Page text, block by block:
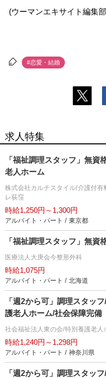
(ウーマンエキサイト編集
#恋愛・結婚
求人特集
「福祉調理スタッフ」無資
老人ホーム
株式会社カルチスタイル/介護付
レ荻窪
時給1,250円～1,300円
アルバイト・パート / 東京都
「福祉調理スタッフ」無資
医療法人大庚会今整形外科
時給1,075円
アルバイト・パート / 北海道
「週2から可」調理スタッ
護老人ホーム/社会保障完備
社会福祉法人東の会/特別養護老人
時給1,240円～1,298円
アルバイト・パート / 神奈川県
「週2から可」調理スタッ